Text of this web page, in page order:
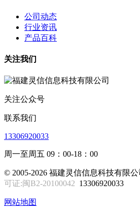
公司动态
行业资讯
产品百科
关注我们
关注公众号
联系我们
13306920033
周一至周五 09：00-18：00
© 2005-2026 福建灵信信息科技有限公
可证:闽B2-20100042 13306920033
网站地图